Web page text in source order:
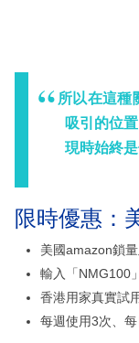
所以在這種
吸引的位
現時始終是
限時優惠：
美國amazon鎖
輸入「NMG100
香港用家真實試
每週使用3次、